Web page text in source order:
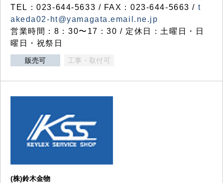
TEL：023-644-5633 / FAX：023-644-5663 / t
akeda02-ht@yamagata.email.ne.jp
営業時間：8：30〜17：30 / 定休日：土曜日・日
曜日・祝祭日
販売可 工事・取付可
(株)鈴木金物